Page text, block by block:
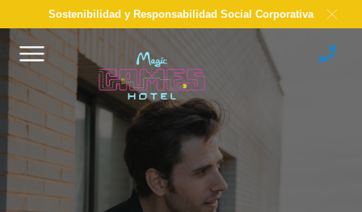
Sostenibilidad y Responsabilidad Social Corporativa